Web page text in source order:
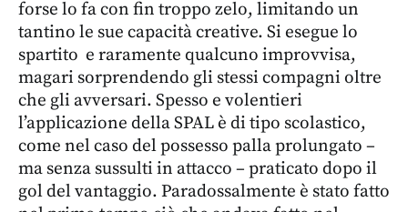
forse lo fa con fin troppo zelo, limitando un
tantino le sue capacità creative. Si esegue lo
spartito e raramente qualcuno improvvisa,
magari sorprendendo gli stessi compagni oltre
che gli avversari. Spesso e volentieri
l’applicazione della SPAL è di tipo scolastico,
come nel caso del possesso palla prolungato –
ma senza sussulti in attacco – praticato dopo il
gol del vantaggio. Paradossalmente è stato fatto